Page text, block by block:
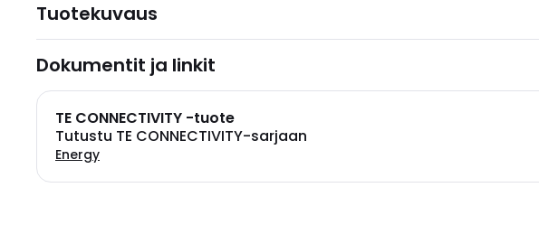
Tuotekuvaus
Dokumentit ja linkit
TE CONNECTIVITY -tuote
Tutustu TE CONNECTIVITY-sarjaan
Energy